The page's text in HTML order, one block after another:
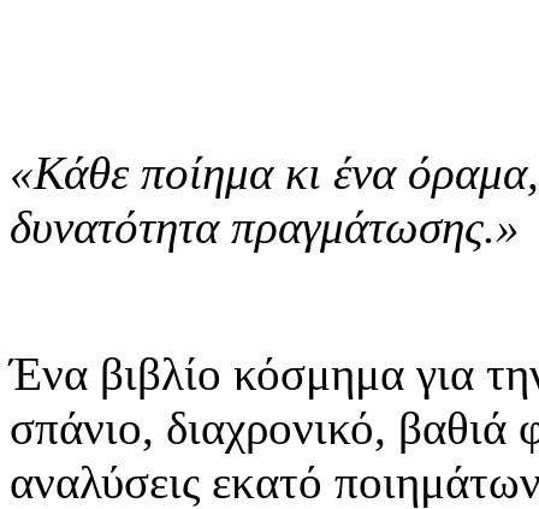
«Κάθε ποίημα κι ένα
δυνατότητα πραγμάτωσης.»
Ένα βιβλίο κόσμημα για
σπάνιο, διαχρονικό,
αναλύσεις εκατό